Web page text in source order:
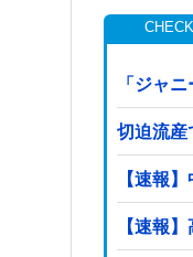
「ジャ
切迫流
【速報
【速報